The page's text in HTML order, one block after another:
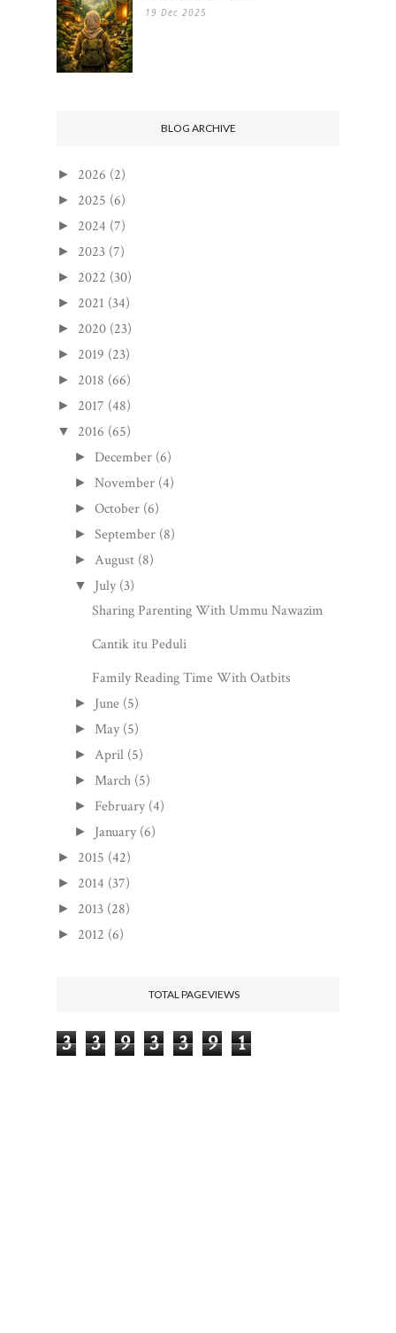
19 Dec 2025
BLOG ARCHIVE
► 2026 (2)
► 2025 (6)
► 2024 (7)
► 2023 (7)
► 2022 (30)
► 2021 (34)
► 2020 (23)
► 2019 (23)
► 2018 (66)
► 2017 (48)
▼ 2016 (65)
► December (6)
►November (4)
►October (6)
►September (8)
► August (8)
▼ July (3)
Sharing Parenting With Ummu Nawazim
Cantik itu Peduli
Family Reading Time With Oatbits
► June (5)
► May (5)
► April (5)
► March (5)
► February (4)
► January (6)
► 2015 (42)
► 2014 (37)
► 2013 (28)
► 2012 (6)
TOTAL PAGEVIEWS
3 3 9 3 3 9 1